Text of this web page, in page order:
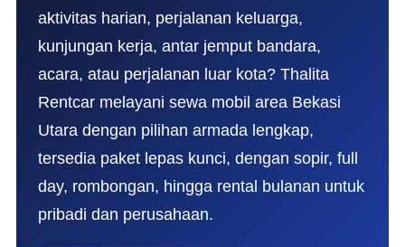
aktivitas harian, perjalanan keluarga,
kunjungan kerja, antar jemput bandara,
acara, atau perjalanan luar kota? Thalita
Rentcar melayani sewa mobil area Bekasi
Utara dengan pilihan armada lengkap,
tersedia paket lepas kunci, dengan sopir, full
day, rombongan, hingga rental bulanan untuk
pribadi dan perusahaan.